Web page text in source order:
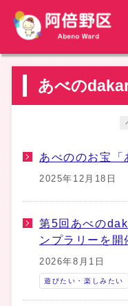
あべの
あべののお宝「
2025年12月18日
第5回あべの
ンプラリーを開
2026年8月1日
遊びたい・楽しみたい